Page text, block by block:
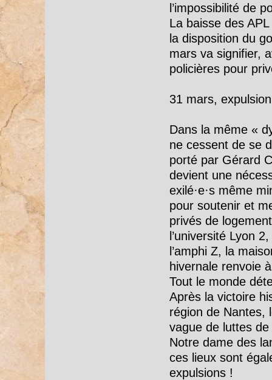
l’impossibilité de
La baisse des
la disposition du
mars va signifier,
policières pour
31 mars,
Dans la même «
ne cessent de se
porté par Gérard
devient une
exilé·e·s même
pour soutenir et
privés de
l’université Lyon
l’amphi Z, la
hivernale renvoie
Tout le monde
Après la victoire
région de Nantes,
vague de luttes
Notre dame des
ces lieux sont
expulsions !